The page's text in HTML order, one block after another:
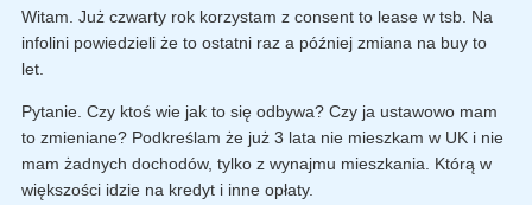
Witam. Już czwarty rok korzystam z consent to lease w tsb. Na
infolini powiedzieli że to ostatni raz a później zmiana na buy to
let.
Pytanie. Czy ktoś wie jak to się odbywa? Czy ja ustawowo mam
to zmieniane? Podkreślam że już 3 lata nie mieszkam w UK i nie
mam żadnych dochodów, tylko z wynajmu mieszkania. Którą w
większości idzie na kredyt i inne opłaty.